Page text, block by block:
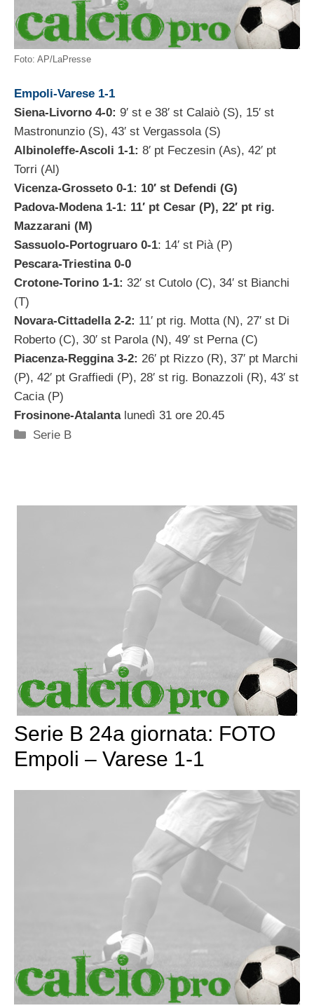
Foto: AP/LaPresse
Empoli-Varese 1-1
Siena-Livorno 4-0: 9′ st e 38′ st Calaiò (S), 15′ st
Mastronunzio (S), 43′ st Vergassola (S)
Albinoleffe-Ascoli 1-1: 8′ pt Feczesin (As), 42′ pt
Torri (Al)
Vicenza-Grosseto 0-1: 10′ st Defendi (G)
Padova-Modena 1-1: 11′ pt Cesar (P), 22′ pt rig.
Mazzarani (M)
Sassuolo-Portogruaro 0-1: 14′ st Pià (P)
Pescara-Triestina 0-0
Crotone-Torino 1-1: 32′ st Cutolo (C), 34′ st Bianchi
(T)
Novara-Cittadella 2-2: 11′ pt rig. Motta (N), 27′ st Di
Roberto (C), 30′ st Parola (N), 49′ st Perna (C)
Piacenza-Reggina 3-2: 26′ pt Rizzo (R), 37′ pt Marchi
(P), 42′ pt Graffiedi (P), 28′ st rig. Bonazzoli (R), 43′ st
Cacia (P)
Frosinone-Atalantalunedì 31 ore 20.45
Categorie
Serie B
Serie B 24a giornata: FOTO
Empoli – Varese 1-1